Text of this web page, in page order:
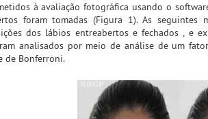
à avaliação fotográfica usando o
foram tomadas (Figura 1). As
dos lábios entreabertos e fechados , e
analisados por meio de análise de um
de Bonferroni.